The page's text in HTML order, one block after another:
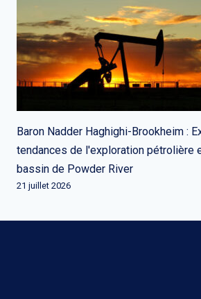
Baron Nadder Haghighi-Brookheim :
tendances de l'exploration pétrolière
bassin de Powder River
21 juillet 2026